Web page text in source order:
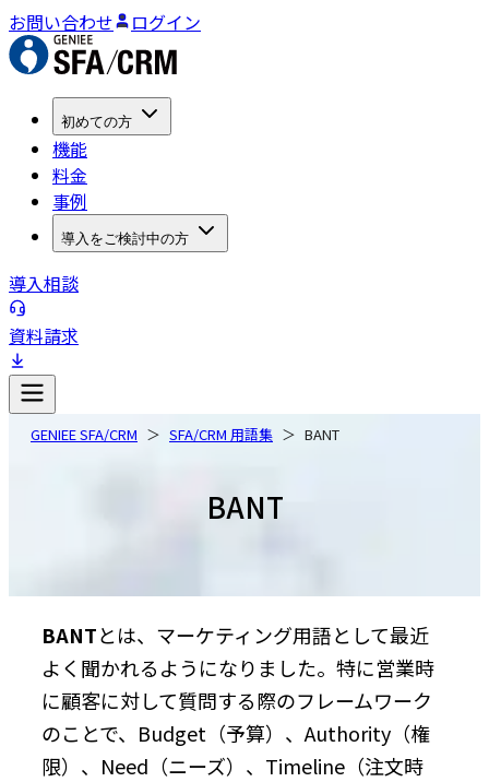
お問い合わせ ログイン
初めての方
機能
料金
事例
導入をご検討中の方
導入相談
資料請求
GENIEE SFA/CRM SFA/CRM 用語集 BANT
BANT
BANTとは、マーケティング用語として最近
よく聞かれるようになりました。特に営業時
に顧客に対して質問する際のフレームワーク
のことで、Budget（予算）、Authority（権
限）、Need（ニーズ）、Timeline（注文時